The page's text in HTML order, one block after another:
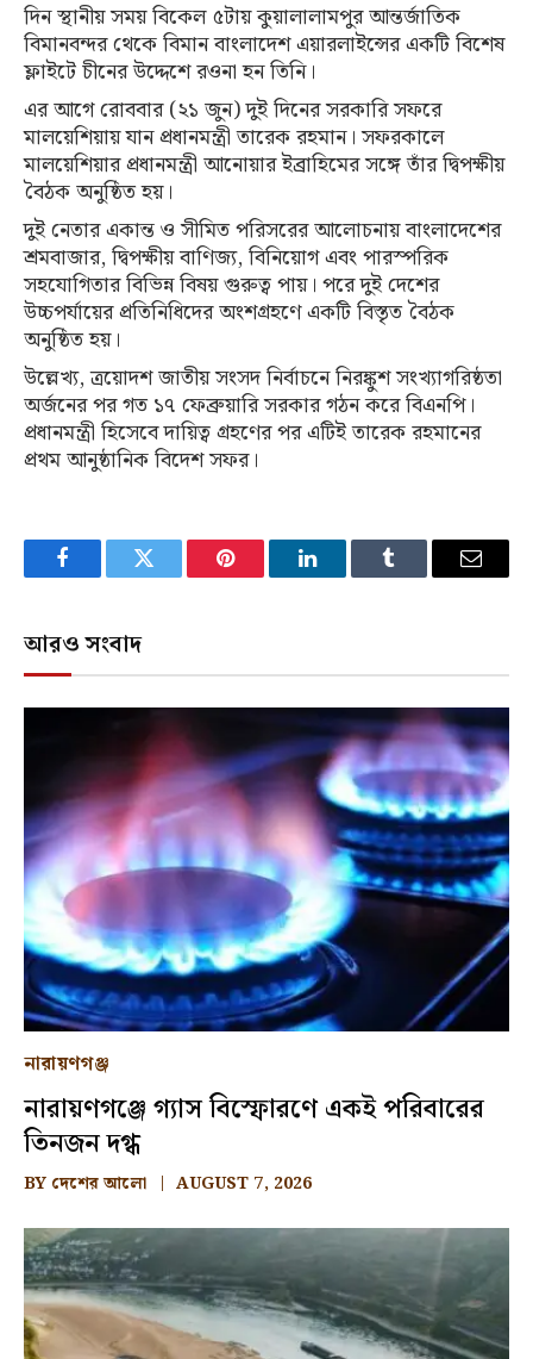
দিন স্থানীয় সময় বিকেল ৫টায় কুয়ালালামপুর আন্তর্জাতিক
বিমানবন্দর থেকে বিমান বাংলাদেশ এয়ারলাইন্সের একটি বিশেষ
ফ্লাইটে চীনের উদ্দেশে রওনা হন তিনি।
এর আগে রোববার (২১ জুন) দুই দিনের সরকারি সফরে
মালয়েশিয়ায় যান প্রধানমন্ত্রী তারেক রহমান। সফরকালে
মালয়েশিয়ার প্রধানমন্ত্রী আনোয়ার ইব্রাহিমের সঙ্গে তাঁর দ্বিপক্ষীয়
বৈঠক অনুষ্ঠিত হয়।
দুই নেতার একান্ত ও সীমিত পরিসরের আলোচনায় বাংলাদেশের
শ্রমবাজার, দ্বিপক্ষীয় বাণিজ্য, বিনিয়োগ এবং পারস্পরিক
সহযোগিতার বিভিন্ন বিষয় গুরুত্ব পায়। পরে দুই দেশের
উচ্চপর্যায়ের প্রতিনিধিদের অংশগ্রহণে একটি বিস্তৃত বৈঠক
অনুষ্ঠিত হয়।
উল্লেখ্য, ত্রয়োদশ জাতীয় সংসদ নির্বাচনে নিরঙ্কুশ সংখ্যাগরিষ্ঠতা
অর্জনের পর গত ১৭ ফেব্রুয়ারি সরকার গঠন করে বিএনপি।
প্রধানমন্ত্রী হিসেবে দায়িত্ব গ্রহণের পর এটিই তারেক রহমানের
প্রথম আনুষ্ঠানিক বিদেশ সফর।
FacebookTwitter Pinterest LinkedInTumblr Email
আরও সংবাদ
নারায়ণগঞ্জ
নারায়ণগঞ্জে গ্যাস বিস্ফোরণে একই পরিবারের
তিনজন দগ্ধ
BY দেশের আলো AUGUST 7, 2026